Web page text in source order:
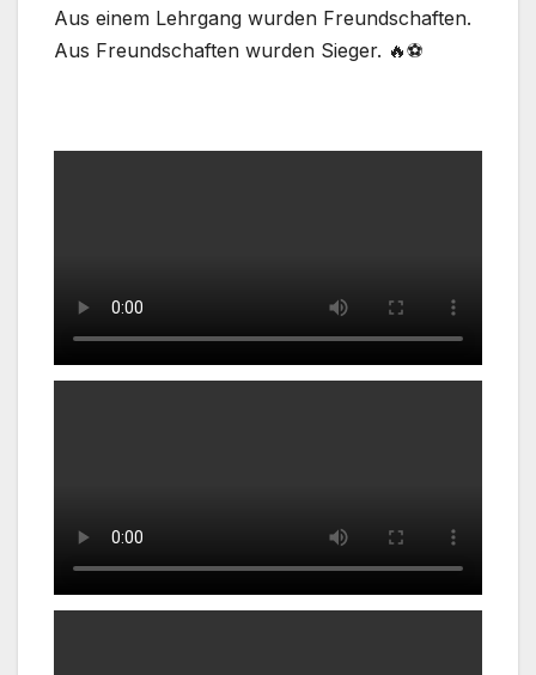
Aus einem Lehrgang wurden Freundschaften.
Aus Freundschaften wurden Sieger. 🔥⚽